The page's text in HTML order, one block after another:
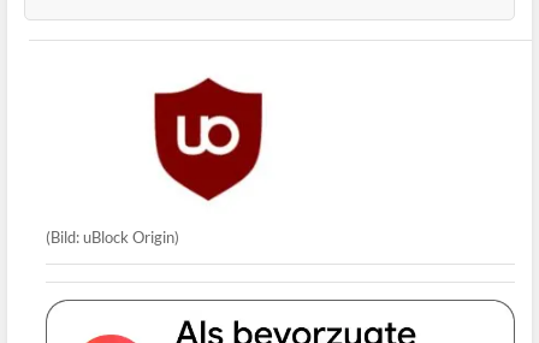
(Bild: uBlock Origin)